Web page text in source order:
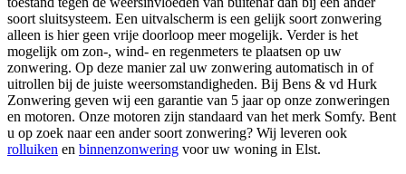
soort sluitsysteem. Een uitvalscherm is een gelijk soort zonwering
alleen is hier geen vrije doorloop meer mogelijk. Verder is het
mogelijk om zon-, wind- en regenmeters te plaatsen op uw
zonwering. Op deze manier zal uw zonwering automatisch in of
uitrollen bij de juiste weersomstandigheden. Bij Bens & vd Hurk
Zonwering geven wij een garantie van 5 jaar op onze zonweringen
en motoren. Onze motoren zijn standaard van het merk Somfy. Bent
u op zoek naar een ander soort zonwering? Wij leveren ook
rolluiken en binnenzonwering voor uw woning in Elst.